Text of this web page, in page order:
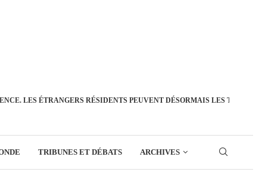
LES ÉTRANGERS RÉSIDENTS PEUVENT DÉSORMAIS LES
TRIBUNES ET DÉBATS ARCHIVES